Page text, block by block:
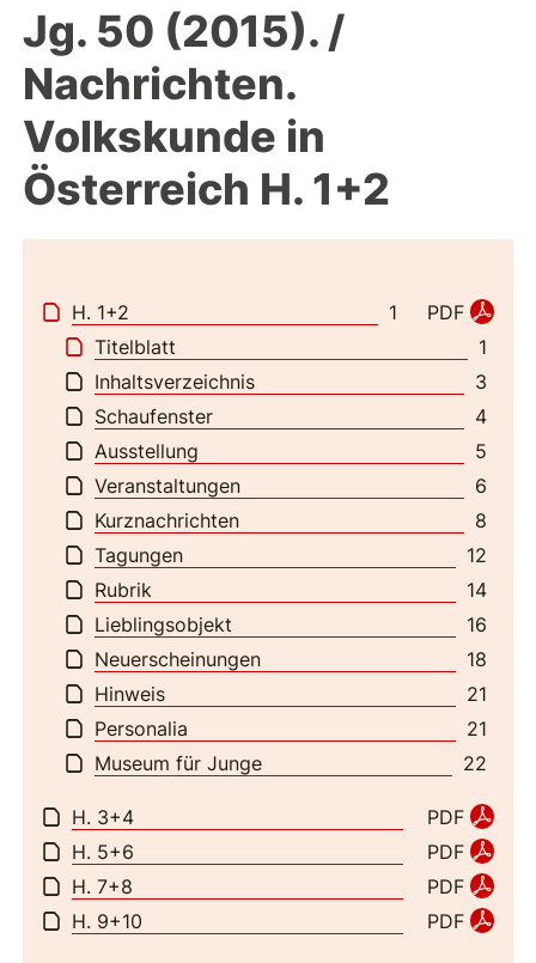
Jg. 50 (2015). /
Nachrichten.
Volkskunde in
Österreich H. 1+2
PDF
1
H. 1+2
1
Titelblatt
3
Inhaltsverzeichnis
4
Schaufenster
5
Ausstellung
6
Veranstaltungen
8
Kurznachrichten
12
Tagungen
14
Rubrik
16
Lieblingsobjekt
18
Neuerscheinungen
21
Hinweis
21
Personalia
22
Museum für Junge
PDF
H. 3+4
PDF
H. 5+6
PDF
H. 7+8
PDF
H. 9+10